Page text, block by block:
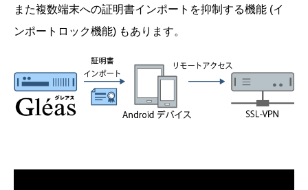
また複数端末への証明書インポートを抑制する機能 (イ
ンポートロック機能) もあります。